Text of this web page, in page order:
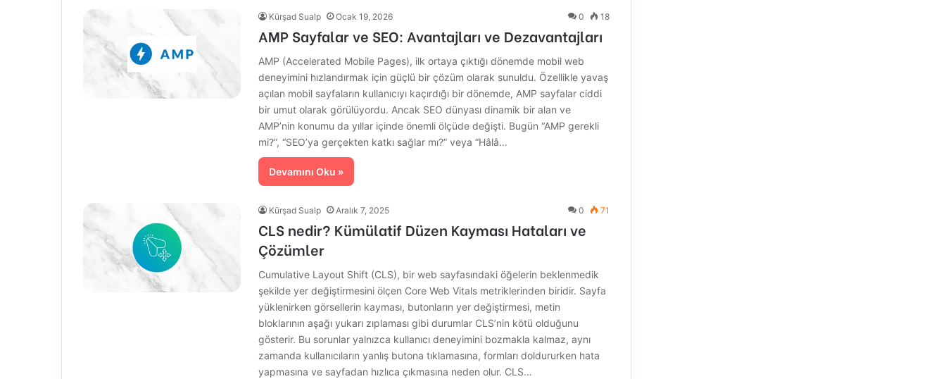
Kürşad Sualp Ocak 19, 2026 0 18
AMP Sayfalar ve SEO: Avantajları ve Dezavantajları
AMP (Accelerated Mobile Pages), ilk ortaya çıktığı dönemde mobil web
deneyimini hızlandırmak için güçlü bir çözüm olarak sunuldu. Özellikle yavaş
açılan mobil sayfaların kullanıcıyı kaçırdığı bir dönemde, AMP sayfalar ciddi
bir umut olarak görülüyordu. Ancak SEO dünyası dinamik bir alan ve
AMP’nin konumu da yıllar içinde önemli ölçüde değişti. Bugün “AMP gerekli
mi?”, “SEO’ya gerçekten katkı sağlar mı?” veya “Hâlâ…
Devamını Oku »
Kürşad Sualp Aralık 7, 2025 0 71
CLS nedir? Kümülatif Düzen Kayması Hataları ve
Çözümler
Cumulative Layout Shift (CLS), bir web sayfasındaki öğelerin beklenmedik
şekilde yer değiştirmesini ölçen Core Web Vitals metriklerinden biridir. Sayfa
yüklenirken görsellerin kayması, butonların yer değiştirmesi, metin
bloklarının aşağı yukarı zıplaması gibi durumlar CLS’nin kötü olduğunu
gösterir. Bu sorunlar yalnızca kullanıcı deneyimini bozmakla kalmaz, aynı
zamanda kullanıcıların yanlış butona tıklamasına, formları doldururken hata
yapmasına ve sayfadan hızlıca çıkmasına neden olur. CLS…